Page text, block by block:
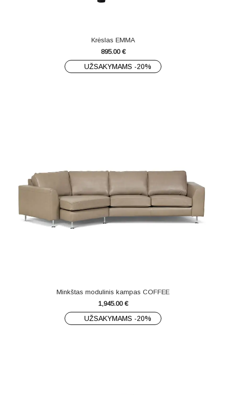
Krėslas EMMA
895.00 €
UŽSAKYMAMS -20%
Minkštas modulinis kampas COFFEE
1,945.00 €
UŽSAKYMAMS -20%